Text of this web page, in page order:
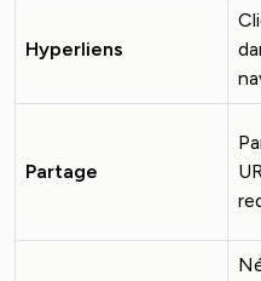
Hyperliens
Partage